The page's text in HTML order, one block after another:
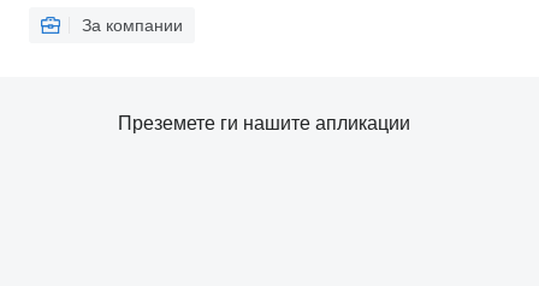
За компании
Преземете ги нашите апликации